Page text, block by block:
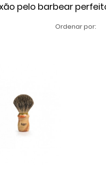
pelo barbear
Ordenar por: